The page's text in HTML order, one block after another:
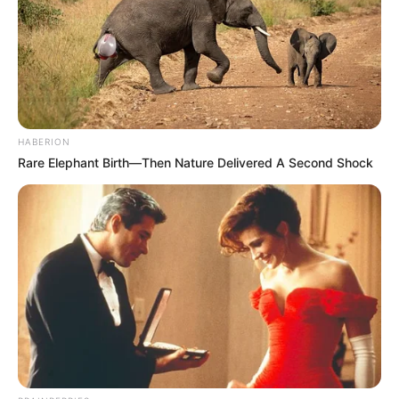
time jo vetëm kur luaj. Nuk është e lehtë, por po mësoj.
Kam njerëz pran meje, që po më ndihmojnë t’i kaloj këto
situata”.
HABERION
Rare Elephant Birth—Then Nature Delivered A Second Shock